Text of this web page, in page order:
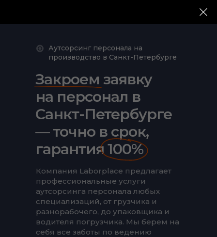
Закроем заявку
на персонал в
Санкт-Петербурге
— точно в срок,
гарантия 100%
Аутсорсинг персонала на
производство в Санкт-Петербурге
Компания Laborplace предлагает
профессиональные услуги
аутсорсинга персонала любых
специализаций, от грузчика и
разнорабочего, до упаковщика и
водителя погрузчика. Мы берем на
себя все заботы по ведению